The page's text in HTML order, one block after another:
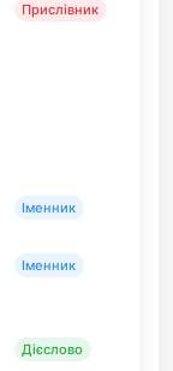
Прислівник
Іменник
Іменник
Дієслово